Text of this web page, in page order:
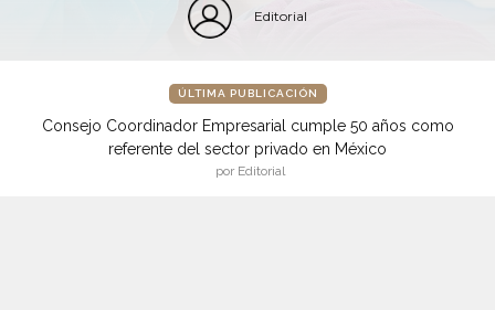
Editorial
ÚLTIMA PUBLICACIÓN
Consejo Coordinador Empresarial cumple 50 años como
referente del sector privado en México
por Editorial